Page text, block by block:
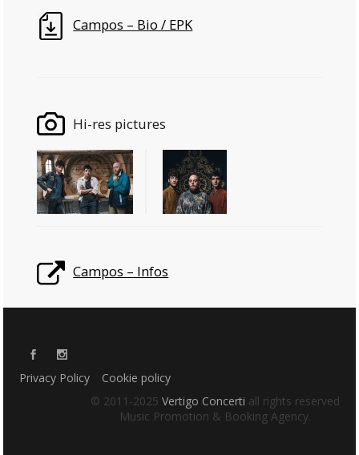
Campos – Bio / EPK
Hi-res pictures
Campos – Infos
Privacy Policy
Cookie policy
© 2011-2025Vertigo Concerti all rights reserved
Music Promotion & Booking Agency.